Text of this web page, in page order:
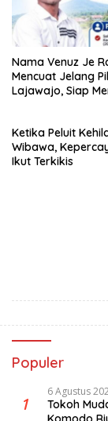
Nama Venuz Je
Mencuat Jelang
Lajawajo, Siap
Ketika Peluit
Wibawa,
Ikut Terkikis
Populer
1
6 Agustus
Tokoh